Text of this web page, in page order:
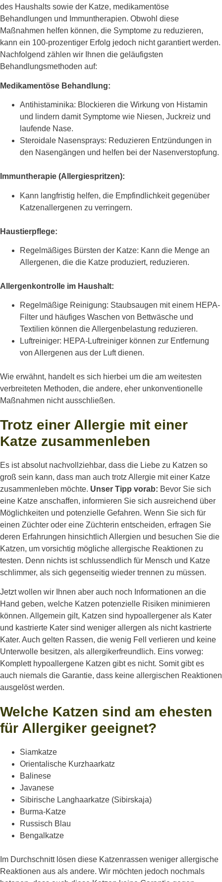
des Haushalts sowie der Katze, medikamentöse
Behandlungen und Immuntherapien. Obwohl diese
Maßnahmen helfen können, die Symptome zu reduzieren,
kann ein 100-prozentiger Erfolg jedoch nicht garantiert werden.
Nachfolgend zählen wir Ihnen die geläufigsten
Behandlungsmethoden auf:
Medikamentöse Behandlung:
Antihistaminika: Blockieren die Wirkung von Histamin
und lindern damit Symptome wie Niesen, Juckreiz und
laufende Nase.
Steroidale Nasensprays: Reduzieren Entzündungen in
den Nasengängen und helfen bei der Nasenverstopfung.
Immuntherapie (Allergiespritzen):
Kann langfristig helfen, die Empfindlichkeit gegenüber
Katzenallergenen zu verringern.
Haustierpflege:
Regelmäßiges Bürsten der Katze: Kann die Menge an
Allergenen, die die Katze produziert, reduzieren.
Allergenkontrolle im Haushalt:
Regelmäßige Reinigung: Staubsaugen mit einem HEPA-
Filter und häufiges Waschen von Bettwäsche und
Textilien können die Allergenbelastung reduzieren.
Luftreiniger: HEPA-Luftreiniger können zur Entfernung
von Allergenen aus der Luft dienen.
Wie erwähnt, handelt es sich hierbei um die am weitesten
verbreiteten Methoden, die andere, eher unkonventionelle
Maßnahmen nicht ausschließen.
Trotz einer Allergie mit einer
Katze zusammenleben
Es ist absolut nachvollziehbar, dass die Liebe zu Katzen so
groß sein kann, dass man auch trotz Allergie mit einer Katze
zusammenleben möchte. Unser Tipp vorab: Bevor Sie sich
eine Katze anschaffen, informieren Sie sich ausreichend über
Möglichkeiten und potenzielle Gefahren. Wenn Sie sich für
einen Züchter oder eine Züchterin entscheiden, erfragen Sie
deren Erfahrungen hinsichtlich Allergien und besuchen Sie die
Katzen, um vorsichtig mögliche allergische Reaktionen zu
testen. Denn nichts ist schlussendlich für Mensch und Katze
schlimmer, als sich gegenseitig wieder trennen zu müssen.
Jetzt wollen wir Ihnen aber auch noch Informationen an die
Hand geben, welche Katzen potenzielle Risiken minimieren
können. Allgemein gilt, Katzen sind hypoallergener als Kater
und kastrierte Kater sind weniger allergen als nicht kastrierte
Kater. Auch gelten Rassen, die wenig Fell verlieren und keine
Unterwolle besitzen, als allergikerfreundlich. Eins vorweg:
Komplett hypoallergene Katzen gibt es nicht. Somit gibt es
auch niemals die Garantie, dass keine allergischen Reaktionen
ausgelöst werden.
Welche Katzen sind am ehesten
für Allergiker geeignet?
Siamkatze
Orientalische Kurzhaarkatz
Balinese
Javanese
Sibirische Langhaarkatze (Sibirskaja)
Burma-Katze
Russisch Blau
Bengalkatze
Im Durchschnitt lösen diese Katzenrassen weniger allergische
Reaktionen aus als andere. Wir möchten jedoch nochmals